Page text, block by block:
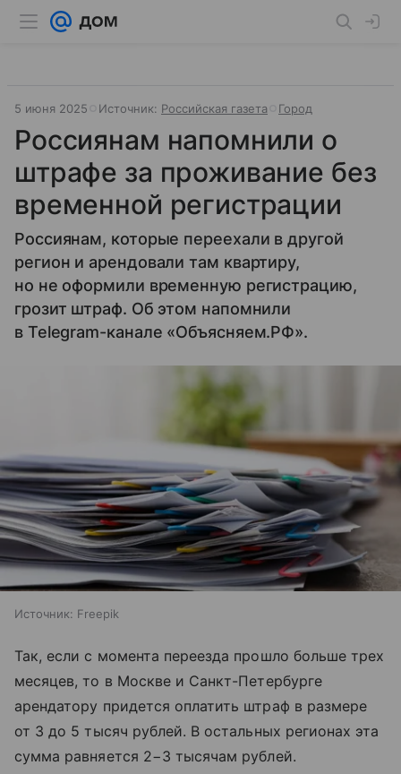
5 июня 2025 Источник: Российская газета Город
Россиянам напомнили о
штрафе за проживание без
временной регистрации
Россиянам, которые переехали в другой
регион и арендовали там квартиру,
но не оформили временную регистрацию,
грозит штраф. Об этом напомнили
в Telegram-канале «Объясняем.РФ».
Источник: Freepik
Так, если с момента переезда прошло больше трех
месяцев, то в Москве и Санкт-Петербурге
арендатору придется оплатить штраф в размере
от 3 до 5 тысяч рублей. В остальных регионах эта
сумма равняется 2−3 тысячам рублей.